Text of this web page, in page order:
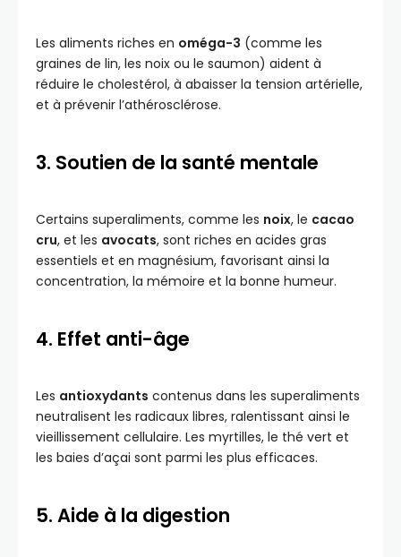
Les aliments riches en oméga-3 (comme les
graines de lin, les noix ou le saumon) aident à
réduire le cholestérol, à abaisser la tension artérielle,
et à prévenir l’athérosclérose.
3. Soutien de la santé mentale
Certains superaliments, comme les noix, le cacao
cru, et les avocats, sont riches en acides gras
essentiels et en magnésium, favorisant ainsi la
concentration, la mémoire et la bonne humeur.
4. Effet anti-âge
Les antioxydants contenus dans les superaliments
neutralisent les radicaux libres, ralentissant ainsi le
vieillissement cellulaire. Les myrtilles, le thé vert et
les baies d’açai sont parmi les plus efficaces.
5. Aide à la digestion